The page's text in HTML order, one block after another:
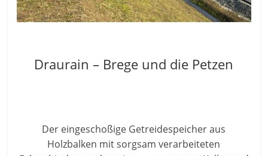
Draurain – Brege und die Petzen
Der eingeschoßige Getreidespeicher aus
Holzbalken mit sorgsam verarbeiteten